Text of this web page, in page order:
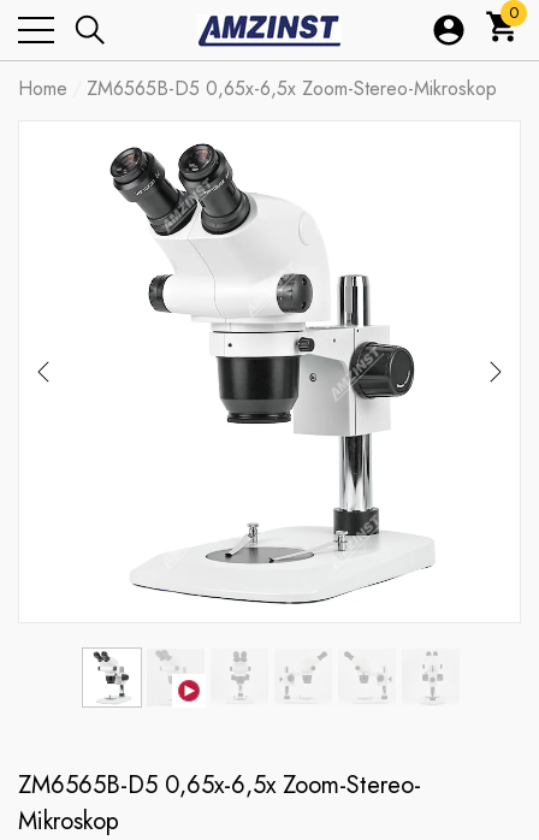
0
0
Home ZM6565B-D5 0,65x-6,5x Zoom-Stereo-Mikroskop
ZM6565B-D5 0,65x-6,5x Zoom-Stereo-
Mikroskop